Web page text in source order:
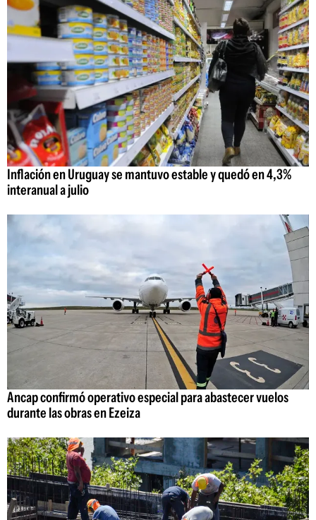
Inflación en Uruguay se mantuvo estable y quedó en 4,3%
interanual a julio
Ancap confirmó operativo especial para abastecer vuelos
durante las obras en Ezeiza